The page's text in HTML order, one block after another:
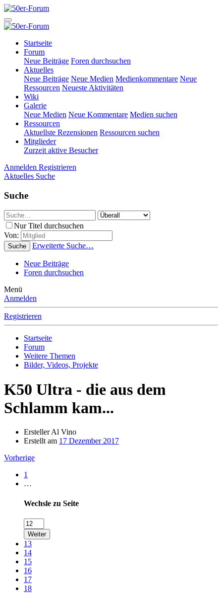
Startseite
Forum
Neue Beiträge Foren durchsuchen
Aktuelles
Neue Beiträge Neue Medien Medienkommentare Neue
Ressourcen Neueste Aktivitäten
Wiki
Galerie
Neue Medien Neue Kommentare Medien suchen
Ressourcen
Aktuellste Rezensionen Ressourcen suchen
Mitglieder
Zurzeit aktive Besucher
Anmelden Registrieren
Aktuelles Suche
Suche
Nur Titel durchsuchen
Von:
Suche Erweiterte Suche…
Neue Beiträge
Foren durchsuchen
Menü
Anmelden
Registrieren
Startseite
Forum
Weitere Themen
Bilder, Videos, Projekte
K50 Ultra - die aus dem
Schlamm kam...
ErstellerAl Vino
Erstellt am 17 Dezember 2017
Vorherige
1
…
Wechsle zu Seite
Weiter
13
14
15
16
17
18